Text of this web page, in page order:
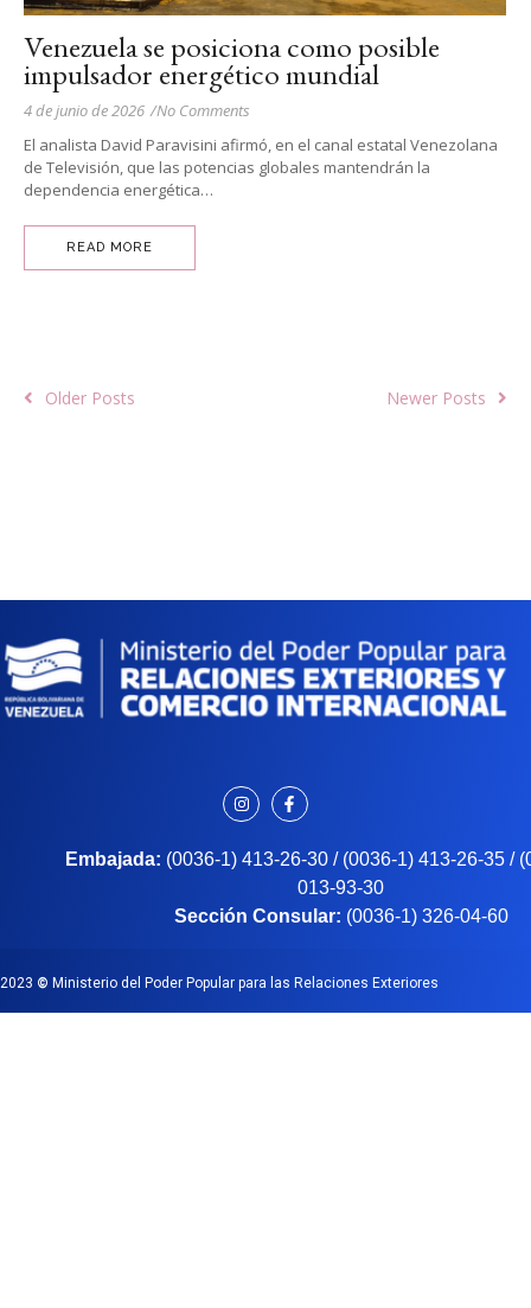
Venezuela se posiciona como posible
impulsador energético mundial
4 de junio de 2026 /No Comments
El analista David Paravisini afirmó, en el canal estatal Venezolana
de Televisión, que las potencias globales mantendrán la
dependencia energética…
READ MORE
Older Posts Newer Posts
Embajada: (0036-1) 413-26-30 / (0036-1) 413-26-35 /
013-93-30
Sección Consular: (0036-1) 326-04-60
2023 © Ministerio del Poder Popular para las Relaciones Exteriores